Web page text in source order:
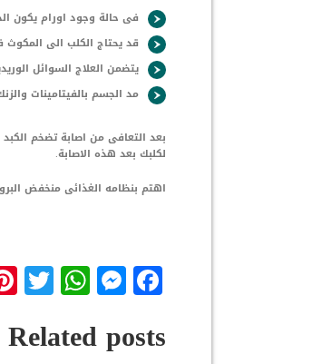
فى حالة وجود اورام يكون
قد يحتاج الكلب الى
يتضمن العلاج السوائل
مد الجسم بالفيتامينات
بعد التعافى من اصابة تضخم
لكلبك بعد هذه الاصابة.
اهتم بنظامه الغذائى منخفض
Facebook
Related posts